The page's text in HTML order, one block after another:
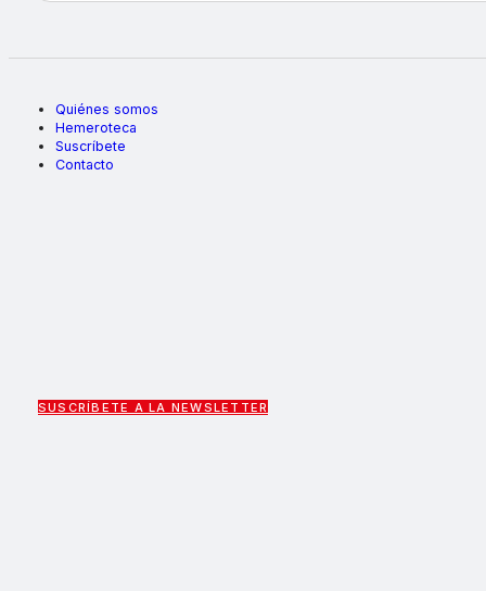
Quiénes somos
Hemeroteca
Suscríbete
Contacto
SUSCRÍBETE A LA NEWSLETTER